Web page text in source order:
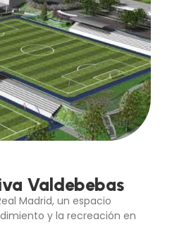
Valdebebas
Madrid, un espacio
y la recreación en